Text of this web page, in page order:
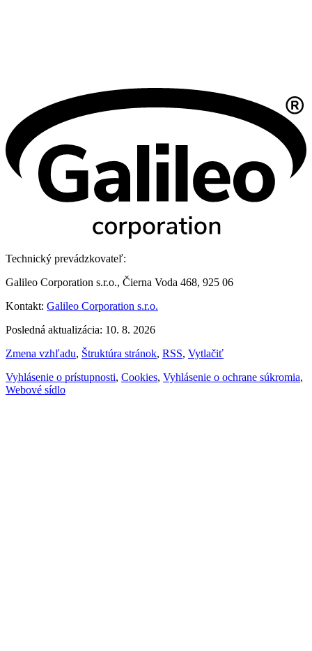
Technický prevádzkovateľ:
Galileo Corporation s.r.o., Čierna Voda 468, 925 06
Kontakt: Galileo Corporation s.r.o.
Posledná aktualizácia: 10. 8. 2026
Zmena vzhľadu, Štruktúra stránok, RSS, Vytlačiť
Vyhlásenie o prístupnosti, Cookies, Vyhlásenie o ochrane súkromia,
Webové sídlo